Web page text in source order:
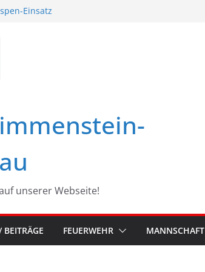
Einsatz
am Haßbach
in Zistersdorf
unserer Webseite!
BEITRÄGE FEUERWEHR MANNSCHAFT